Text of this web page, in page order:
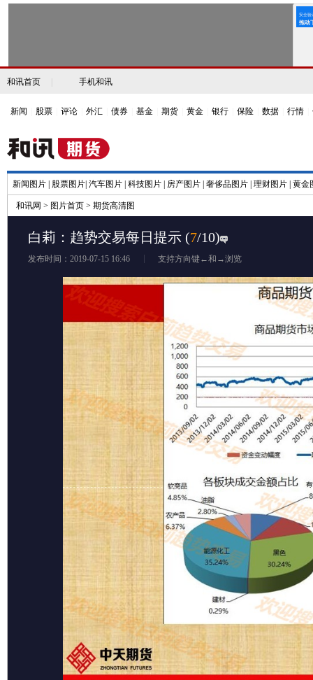
和讯首页 手机和讯
新闻 股票 评论 外汇 债券 基金 期货 黄金 银行 保险 数据 行情
新闻图片 股票图片 汽车图片 科技图片 房产图片 奢侈品图片 理财图片 黄金
和讯网 > 图片首页 > 期货高清图
白莉：趋势交易每日提示 (7/10)
发布时间：2019-07-15 16:46 支持方向键←和→浏览